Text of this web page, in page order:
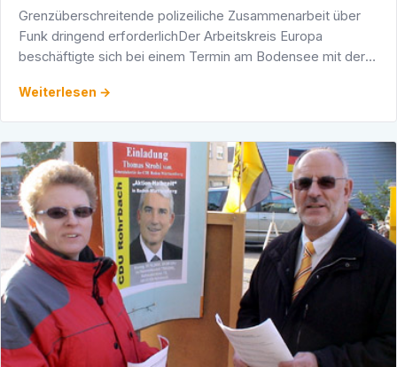
Grenzüberschreitende polizeiliche Zusammenarbeit über
Funk dringend erforderlichDer Arbeitskreis Europa
beschäftigte sich bei einem Termin am Bodensee mit der
Vertretern …
Weiterlesen →